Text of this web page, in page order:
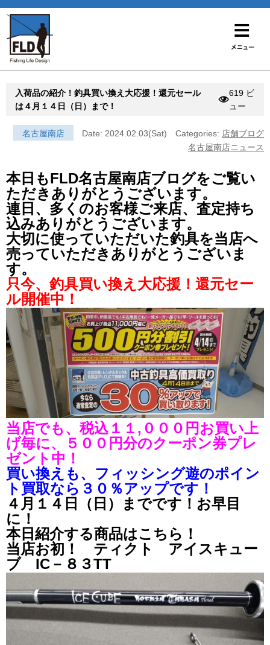
入荷品の紹介！釣具買い換え大応援！還元セール
は４月１４日（日）まで！
619 ビ
ュー
名古屋南店 Date: 2024.02.03(Sat) Categories: 店舗ブログ
名古屋南店ニュース
本日もFLD名古屋南店ブログをご覧い
ただきありがとうございます。
連日、多くのお客様ご来店、査定持ち
込みありがとうございます。
大切に使っていただいた釣具を当店へ
売っていただきありがとうございま
す。
只今、釣具買い換え大応援！還元セー
ル開催中！
当店でも、税込１１,０００円お買い上
げ毎に、５００円分のクーポン券プレ
ゼント中！
買い換えも、フィッシング遊のポイン
ト買取なら３０％アップです！
４月１４日（日）までです！お早目
に！
本日紹介する商品はこちら！
当店お初！ ティクト アイスキュー
ブ IC－８３TT